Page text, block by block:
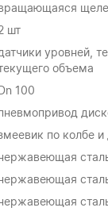
шт
уровней,
объема
100
по колбе